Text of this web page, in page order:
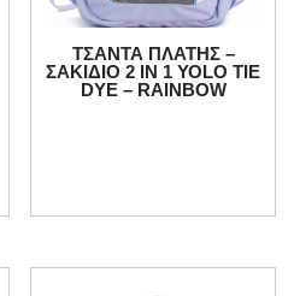
TΣΑΝΤΑ ΠΛΑΤΗΣ –
ΣΑΚΙΔΙΟ 2 IN 1 ΥΟLO TIE
DYE – RAINBOW